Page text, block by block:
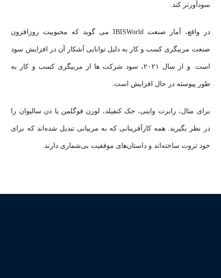
سودآورتر کند.
در واقع، آمار صنعت IBISWorld می گوید که محبوبیت روزافزون
صنعت مربیگری کسب و کار به دلیل توانایی آشکار آن در افزایش سود
است. و از سال ۲۰۲۱، سود شرکت ها از مربیگری کسب و کار به
طور پیوسته در حال افزایش است.
برای مثال، رابرت واینی، جک کنفیلد، لورن فوگلمن یا دن سالیوان را
در نظر بگیرید. همه کارآفرینانی که به مربیانی تبدیل شده‌اند که برای
خود ثروت ساخته‌اند و داستان‌های موفقیت بی‌شماری دارند.